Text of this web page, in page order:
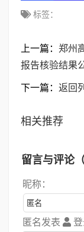
标签：
上一篇： 郑州
报告核验结果
下一篇： 返回
相关推荐
留言与评论
昵称：
匿名发表